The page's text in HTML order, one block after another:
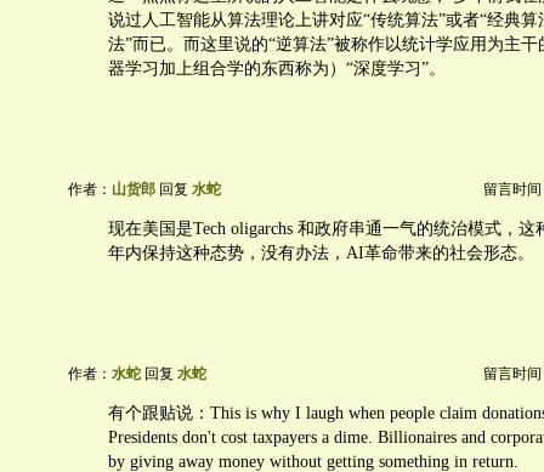
说过人工智能从算法理论上讲对应“传统算法”或者“经典算
法”而已。而这里说的“逆算法”被称作以统计学应用为主干
器学习加上组合学的东西称为）“深度学习”。
作者： 山货郎 回复 水蛇 留言时间
现在美国是Tech oligarchs 和政府串通一气的统治模式，这
年内保持这种态势，没有办法，AI革命带来的社会形态。
作者： 水蛇 回复 水蛇 留言时间
有个跟贴说：This is why I laugh when people claim
Presidents don't cost taxpayers a dime. Billionaires and
by giving away money without getting something in return.